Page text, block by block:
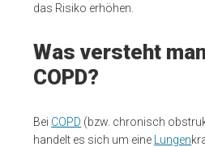
das Risiko erhöhen.
Was versteht
COPD?
Bei COPD (bzw. chronisch
handelt es sich um eine
Lungen